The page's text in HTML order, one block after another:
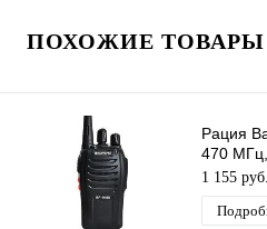
ПОХОЖИЕ ТОВАРЫ
Рация
470
1 155 руб.